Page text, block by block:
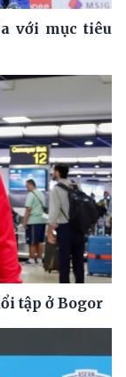
với mục tiêu
tập ở Bogor